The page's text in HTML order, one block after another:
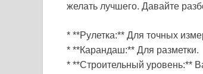
желать лучшего. Давайте
* **Рулетка:** Для точных
* **Карандаш:** Для разметки.
* **Строительный уровень:**